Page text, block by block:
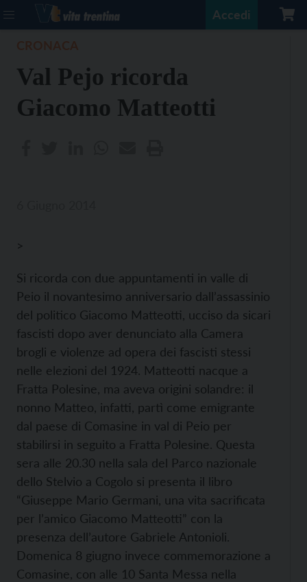
Accedi
Val Pejo ricorda
Giacomo Matteotti
>
Si ricorda con due appuntamenti in valle di
Peio il novantesimo anniversario dall’assassinio
del politico Giacomo Matteotti, ucciso da sicari
fascisti dopo aver denunciato alla Camera
brogli e violenze ad opera dei fascisti stessi
nelle elezioni del 1924. Matteotti nacque a
Fratta Polesine, ma aveva origini solandre: il
nonno Matteo, infatti, partì come emigrante
dal paese di Comasine in val di Peio per
stabilirsi in seguito a Fratta Polesine. Questa
sera alle 20.30 nella sala del Parco nazionale
dello Stelvio a Cogolo si presenta il libro
“Giuseppe Mario Germani, una vita sacrificata
per l’amico Giacomo Matteotti” con la
presenza dell’autore Gabriele Antonioli.
Domenica 8 giugno invece commemorazione a
Comasine, con alle 10 Santa Messa nella